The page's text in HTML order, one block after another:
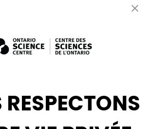
location + consultation